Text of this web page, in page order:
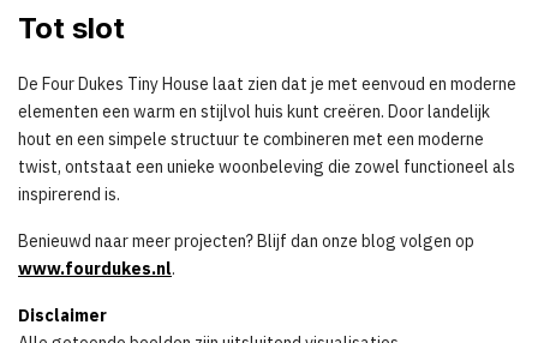
Tot slot
De Four Dukes Tiny House laat zien dat je met eenvoud en moderne
elementen een warm en stijlvol huis kunt creëren. Door landelijk
hout en een simpele structuur te combineren met een moderne
twist, ontstaat een unieke woonbeleving die zowel functioneel als
inspirerend is.
Benieuwd naar meer projecten? Blijf dan onze blog volgen op
www.fourdukes.nl.
Disclaimer